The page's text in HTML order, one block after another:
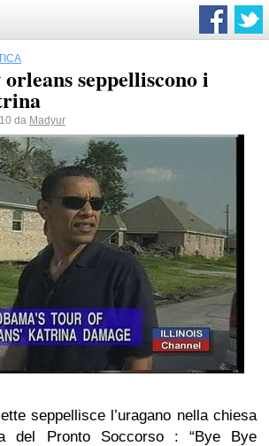
seppelliscono i
da Madyur
seppellisce l’uragano nella chiesa
del Pronto Soccorso : “Bye Bye